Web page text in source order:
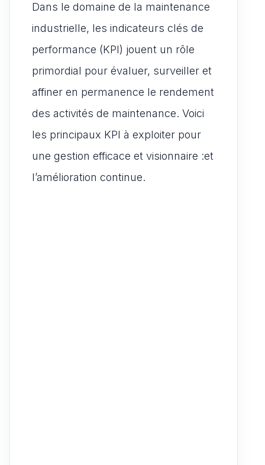
Dans le domaine de la maintenance
industrielle, les indicateurs clés de
performance (KPI) jouent un rôle
primordial pour évaluer, surveiller et
affiner en permanence le rendement
des activités de maintenance. Voici
les principaux KPI à exploiter pour
une gestion efficace et visionnaire :et
l’amélioration continue.